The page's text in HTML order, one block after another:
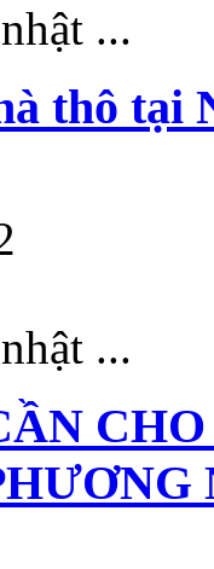
...
thô tại
...